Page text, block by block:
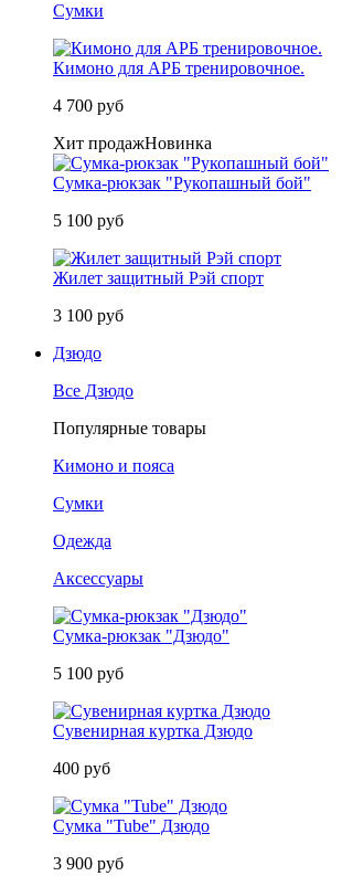
Сумки
Кимоно для АРБ тренировочное.
4 700 руб
Хит продажНовинка
Сумка-рюкзак "Рукопашный бой"
5 100 руб
Жилет защитный Рэй спорт
3 100 руб
Дзюдо
Все Дзюдо
Популярные товары
Кимоно и пояса
Сумки
Одежда
Аксессуары
Сумка-рюкзак "Дзюдо"
5 100 руб
Сувенирная куртка Дзюдо
400 руб
Сумка "Tube" Дзюдо
3 900 руб